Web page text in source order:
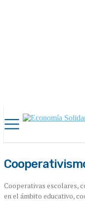
Cooperativas escolares,
en el ámbito educativo,